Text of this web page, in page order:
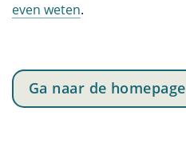
even weten.
Ga naar de homepage